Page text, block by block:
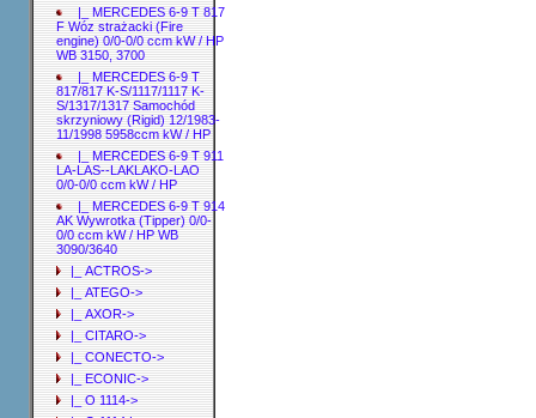
|_ MERCEDES 6-9 T 817
F Wóz strażacki (Fire
engine) 0/0-0/0 ccm kW / HP
WB 3150, 3700
|_ MERCEDES 6-9 T
817/817 K-S/1117/1117 K-
S/1317/1317 Samochód
skrzyniowy (Rigid) 12/1983-
11/1998 5958ccm kW / HP
|_ MERCEDES 6-9 T 911
LA-LAS--LAKLAKO-LAO
0/0-0/0 ccm kW / HP
|_ MERCEDES 6-9 T 914
AK Wywrotka (Tipper) 0/0-
0/0 ccm kW / HP WB
3090/3640
|_ ACTROS->
|_ ATEGO->
|_ AXOR->
|_ CITARO->
|_ CONECTO->
|_ ECONIC->
|_ O 1114->